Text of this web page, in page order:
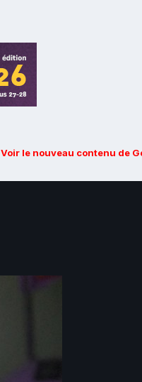
Voir le nouveau contenu de